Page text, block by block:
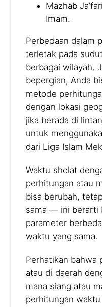
Mazhab
Imam.
Perbedaan dalam
terletak pada
berbagai wilayah.
bepergian, Anda
metode
dengan lokasi
jika berada di
untuk
dari Liga Islam
Waktu sholat
perhitungan atau
bisa berubah,
sama — ini berarti
parameter
waktu yang sama.
Perhatikan bahwa
atau di daerah
mana siang atau
perhitungan